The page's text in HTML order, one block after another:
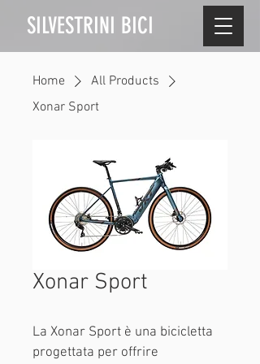
SILVESTRINI BICI
Home
All Products
Xonar Sport
Xonar Sport
La Xonar Sport è una bicicletta
progettata per offrire